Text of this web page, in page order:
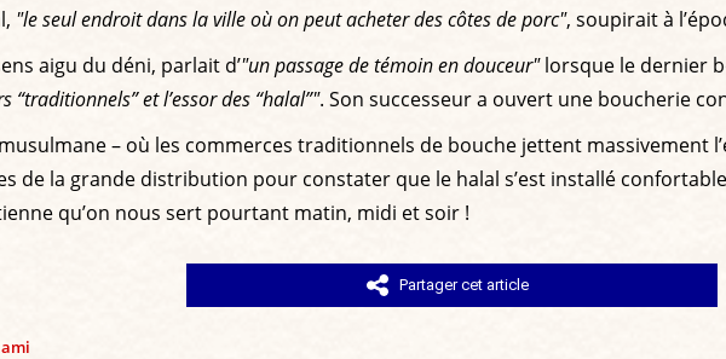
"le seul endroit dans la ville où on peut acheter des côtes de porc", soupirait à
aigu du déni, parlait d’"un passage de témoin en douceur"lorsque le dernier
et l’essor des “halal”". Son successeur a ouvert une boucherie
– où les commerces traditionnels de bouche jettent massivement
de la grande distribution pour constater que le halal s’est installé
qu’on nous sert pourtant matin, midi et soir !
Partager cet article